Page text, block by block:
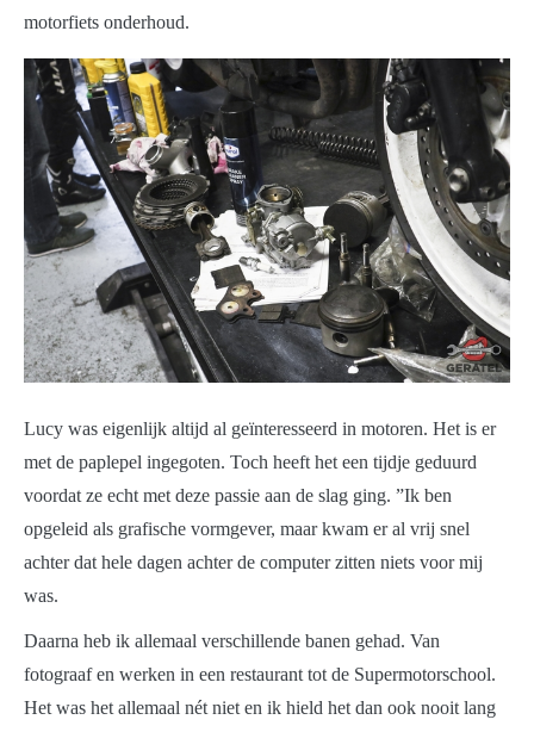
motorfiets onderhoud.
Lucy was eigenlijk altijd al geïnteresseerd in motoren. Het is er
met de paplepel ingegoten. Toch heeft het een tijdje geduurd
voordat ze echt met deze passie aan de slag ging. ”Ik ben
opgeleid als grafische vormgever, maar kwam er al vrij snel
achter dat hele dagen achter de computer zitten niets voor mij
was.
Daarna heb ik allemaal verschillende banen gehad. Van
fotograaf en werken in een restaurant tot de Supermotorschool.
Het was het allemaal nét niet en ik hield het dan ook nooit lang